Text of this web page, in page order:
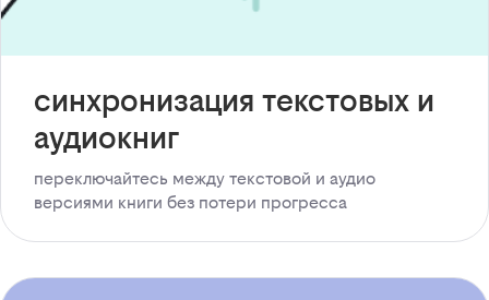
синхронизация текстовых и
аудиокниг
переключайтесь между текстовой и аудио
версиями книги без потери прогресса